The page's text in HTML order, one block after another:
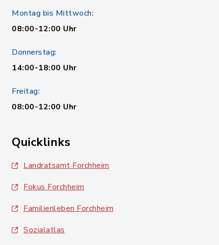
Montag bis Mittwoch:
08:00-12:00 Uhr
Donnerstag:
14:00-18:00 Uhr
Freitag:
08:00-12:00 Uhr
Quicklinks
Landratsamt Forchheim
Fokus Forchheim
Familienleben Forchheim
Sozialatlas